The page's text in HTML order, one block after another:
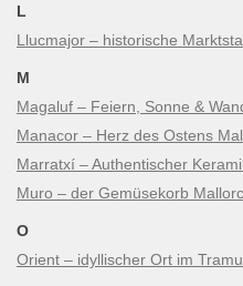
L
Llucmajor – historische
M
Magaluf – Feiern, Sonne &
Manacor – Herz des Ostens
Marratxí – Authentischer
Muro – der Gemüsekorb
O
Orient – idyllischer Ort im